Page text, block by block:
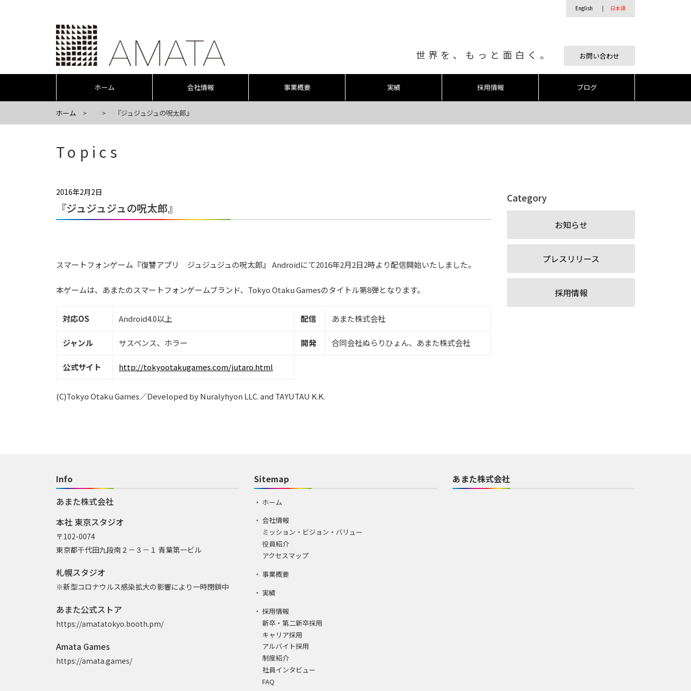
English 日本語
世界を、もっと面白く。 お問い合わせ
ホーム 会社情報 事業概要 実績 採用情報 ブログ
ホーム 『ジュジュジュの呪太郎』
Topics
2016年2月2日
『ジュジュジュの呪太郎』
スマートフォンゲーム『復讐アプリ ジュジュジュの呪太郎』 Androidにて2016年2月2日2時より配信開始いたしました。
本ゲームは、あまたのスマートフォンゲームブランド、Tokyo Otaku Gamesのタイトル第8弾となります。
対応OS Android4.0以上 配信 あまた株式会社
ジャンル サスペンス、ホラー 開発 合同会社ぬらりひょん、あまた株式会社
公式サイト http://tokyootakugames.com/jutaro.html
(C)Tokyo Otaku Games／Developed by Nuralyhyon LLC. and TAYUTAU K.K.
Category
お知らせ
プレスリリース
採用情報
Info
あまた株式会社
本社 東京スタジオ
〒102-0074
東京都千代田九段南２－３－１ 青葉第一ビル
札幌スタジオ
※新型コロナウルス感染拡大の影響により一時閉鎖中
あまた公式ストア
https://amatatokyo.booth.pm/
Amata Games
https://amata.games/
Sitemap
ホーム
会社情報
ミッション・ビジョン・バリュー
役員紹介
アクセスマップ
事業概要
実績
採用情報
新卒・第二新卒採用
キャリア採用
アルバイト採用
制度紹介
社員インタビュー
FAQ
あまた株式会社